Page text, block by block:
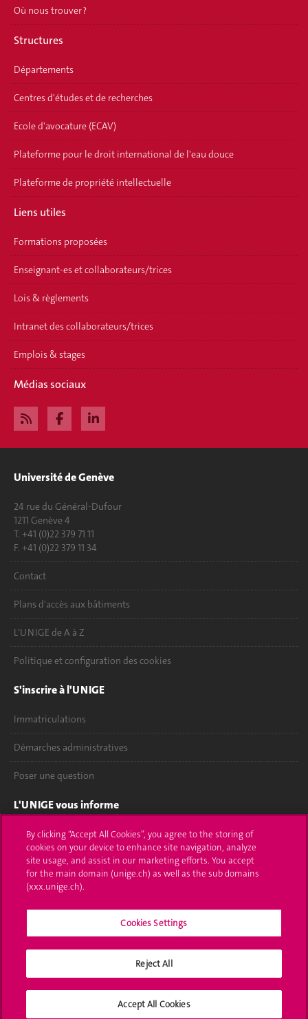
Où nous trouver ?
Structures
Départements
Centres d'études et de recherches
Ecole d'avocature (ECAV)
Plateforme pour le droit international de l'eau douce
Plateforme de propriété intellectuelle
Liens utiles
Formations proposées
Enseignant-es et collaborateurs/trices
Lois & règlements
Intranet des collaborateurs/trices
Emplois & stages
Médias sociaux
Université de Genève
24 rue du Général-Dufour
1211 Genève 4
T. +41 (0)22 379 71 11
F. +41 (0)22 379 11 34
Contact
Plans d'accès aux bâtiments
L'UNIGE de A à Z
Politique et configuration des cookies
S'inscrire à l'UNIGE
Immatriculations
Démarches administratives
Poser une question
L'UNIGE vous informe
UNIGE Mobile
Médias
Offres d'emploi
Calendrier académique
Médias sociaux UNIGE
By clicking “Accept All Cookies”, you agree to the storing of
cookies on your device to enhance site navigation, analyze
site usage, and assist in our marketing efforts. You accept
for the main domain (unige.ch) as well as the sub domains
(xxx.unige.ch).
Cookies Settings
Reject All
Accept All Cookies